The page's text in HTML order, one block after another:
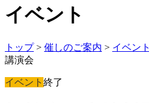
イベント
トップ> 催しのご案内 > イベント
講演会
イベント 終了